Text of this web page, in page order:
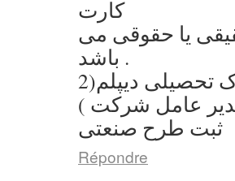
کارت
یا حقوقی می
باشد .
تحصیلی دیپلم
ثبت طرح صنعتی
Répondre